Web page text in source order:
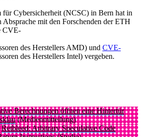
für Cybersicherheit (NCSC) in Bern hat in
Absprache mit den Forschenden der ETH
CVE-
des Herstellers AMD) und CVE-
des Herstellers Intel) vergeben.
Berechnungen öffnen eine Hintertür
(Medienmitteilung)
Retbleed: Arbitrary Speculative Code